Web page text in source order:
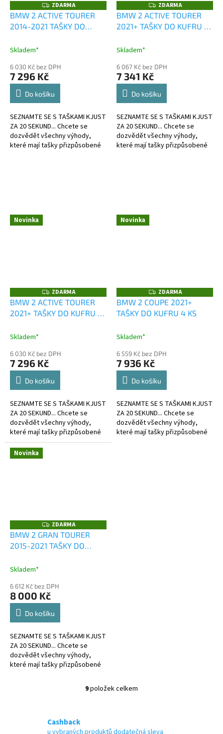
Z
D
A
R
ZDARMA
BMW 2 ACTIVE TOURER
2014-2021 TAŠKY DO
Skladem*
6 030 Kč bez DPH
7 296 Kč
Do košíku
SEZNAMTE SE S TAŠKAMI KJUST
ZA 20 SEKUND... Chcete se
dozvědět všechny výhody,
které mají tašky přizpůsobené
Z
D
A
R
ZDARMA
BMW 2 ACTIVE TOURER
2021+ TAŠKY DO KUFRU 4
Skladem*
6 067 Kč bez DPH
7 341 Kč
Do košíku
SEZNAMTE SE S TAŠKAMI KJUST
ZA 20 SEKUND... Chcete se
dozvědět všechny výhody,
které mají tašky přizpůsobené
Novinka
Z
D
A
R
ZDARMA
BMW 2 ACTIVE TOURER
2021+ TAŠKY DO KUFRU 4
Skladem*
6 030 Kč bez DPH
7 296 Kč
Do košíku
SEZNAMTE SE S TAŠKAMI KJUST
ZA 20 SEKUND... Chcete se
dozvědět všechny výhody,
které mají tašky přizpůsobené
kufru?
Novinka
Z
D
A
R
ZDARMA
BMW 2 COUPE 2021+
TAŠKY DO KUFRU 4 KS
Skladem*
6 559 Kč bez DPH
7 936 Kč
Do košíku
SEZNAMTE SE S TAŠKAMI KJUST
ZA 20 SEKUND... Chcete se
dozvědět všechny výhody,
které mají tašky přizpůsobené
Novinka
Z
D
A
R
ZDARMA
BMW 2 GRAN TOURER
2015-2021 TAŠKY DO
Skladem*
6 612 Kč bez DPH
8 000 Kč
Do košíku
SEZNAMTE SE S TAŠKAMI KJUST
ZA 20 SEKUND... Chcete se
dozvědět všechny výhody,
které mají tašky přizpůsobené
O
d
9položek celkem
Cashback
u vybraných produktů dodatečná sleva